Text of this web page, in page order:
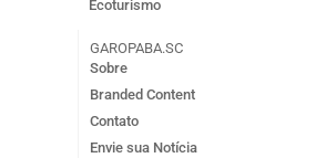
Ecoturismo
GAROPABA.SC
Sobre
Branded Content
Contato
Envie sua Notícia